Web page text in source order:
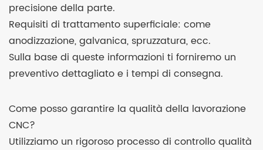
precisione della parte.
Requisiti di trattamento superficiale: come
anodizzazione, galvanica, spruzzatura, ecc.
Sulla base di queste informazioni ti forniremo un
preventivo dettagliato e i tempi di consegna.
Come posso garantire la qualità della lavorazione
CNC?
Utilizziamo un rigoroso processo di controllo qualità